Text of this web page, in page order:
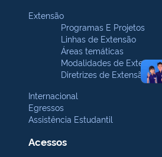
Extensão
Programas E Projetos
Linhas de Extensão
Áreas temáticas
Modalidades de Extensão
Diretrizes de Extensão
Internacional
Egressos
Assistência Estudantil
Acessos